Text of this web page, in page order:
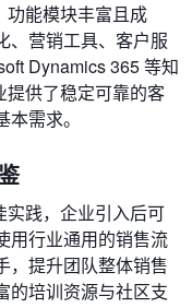
功能模块丰富且成
、营销工具、客户服
Dynamics 365 等知
提供了稳定可靠的客
需求。
践，企业引入后可
用行业通用的销售流
，提升团队整体销售
的培训资源与社区支